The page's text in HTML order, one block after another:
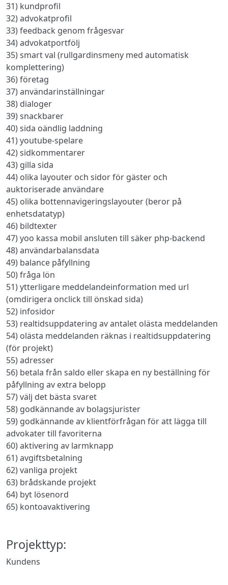
31) kundprofil
32) advokatprofil
33) feedback genom frågesvar
34) advokatportfölj
35) smart val (rullgardinsmeny med automatisk
komplettering)
36) företag
37) användarinställningar
38) dialoger
39) snackbarer
40) sida oändlig laddning
41) youtube-spelare
42) sidkommentarer
43) gilla sida
44) olika layouter och sidor för gäster och
auktoriserade användare
45) olika bottennavigeringslayouter (beror på
enhetsdatatyp)
46) bildtexter
47) yoo kassa mobil ansluten till säker php-backend
48) användarbalansdata
49) balance påfyllning
50) fråga lön
51) ytterligare meddelandeinformation med url
(omdirigera onclick till önskad sida)
52) infosidor
53) realtidsuppdatering av antalet olästa meddelanden
54) olästa meddelanden räknas i realtidsuppdatering
(för projekt)
55) adresser
56) betala från saldo eller skapa en ny beställning för
påfyllning av extra belopp
57) välj det bästa svaret
58) godkännande av bolagsjurister
59) godkännande av klientförfrågan för att lägga till
advokater till favoriterna
60) aktivering av larmknapp
61) avgiftsbetalning
62) vanliga projekt
63) brådskande projekt
64) byt lösenord
65) kontoavaktivering
Projekttyp:
Kundens